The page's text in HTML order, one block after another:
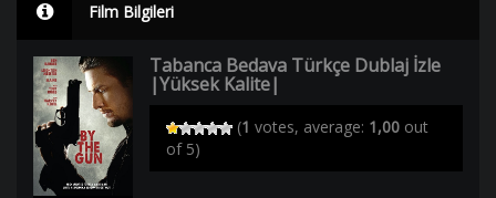
Film Bilgileri
Tabanca Bedava Türkçe Dublaj İzle
|Yüksek Kalite|
(1 votes, average: 1,00out
of 5)